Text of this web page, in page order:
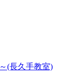
(長久手教室)